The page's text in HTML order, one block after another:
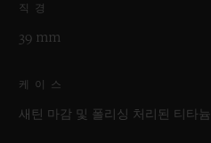
직경
39 mm
케이스
새틴 마감 및 폴리싱 처리된 티타늄